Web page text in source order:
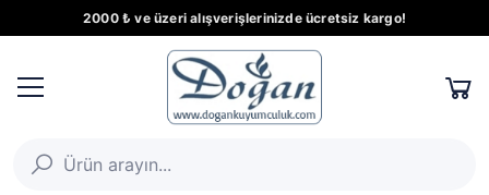
2000 ₺ ve üzeri alışverişlerinizde ücretsiz kargo!